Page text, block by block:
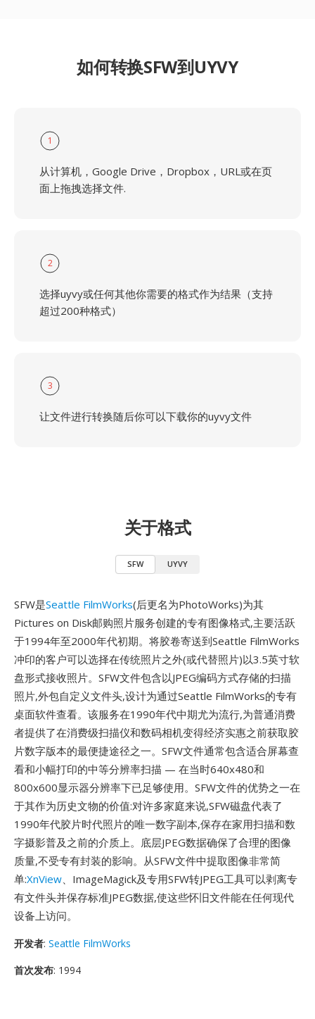
如何转换SFW到UYVY
1
从计算机，Google Drive，Dropbox，URL或在页
面上拖拽选择文件.
2
选择uyvy或任何其他你需要的格式作为结果（支持
超过200种格式）
3
让文件进行转换随后你可以下载你的uyvy文件
关于格式
SFW UYVY
SFW是Seattle FilmWorks(后更名为PhotoWorks)为其
Pictures on Disk邮购照片服务创建的专有图像格式,主要活跃
于1994年至2000年代初期。将胶卷寄送到Seattle FilmWorks
冲印的客户可以选择在传统照片之外(或代替照片)以3.5英寸软
盘形式接收照片。SFW文件包含以JPEG编码方式存储的扫描
照片,外包自定义文件头,设计为通过Seattle FilmWorks的专有
桌面软件查看。该服务在1990年代中期尤为流行,为普通消费
者提供了在消费级扫描仪和数码相机变得经济实惠之前获取胶
片数字版本的最便捷途径之一。SFW文件通常包含适合屏幕查
看和小幅打印的中等分辨率扫描 — 在当时640x480和
800x600显示器分辨率下已足够使用。SFW文件的优势之一在
于其作为历史文物的价值:对许多家庭来说,SFW磁盘代表了
1990年代胶片时代照片的唯一数字副本,保存在家用扫描和数
字摄影普及之前的介质上。底层JPEG数据确保了合理的图像
质量,不受专有封装的影响。从SFW文件中提取图像非常简
单:XnView、ImageMagick及专用SFW转JPEG工具可以剥离专
有文件头并保存标准JPEG数据,使这些怀旧文件能在任何现代
设备上访问。
开发者: Seattle FilmWorks
首次发布: 1994